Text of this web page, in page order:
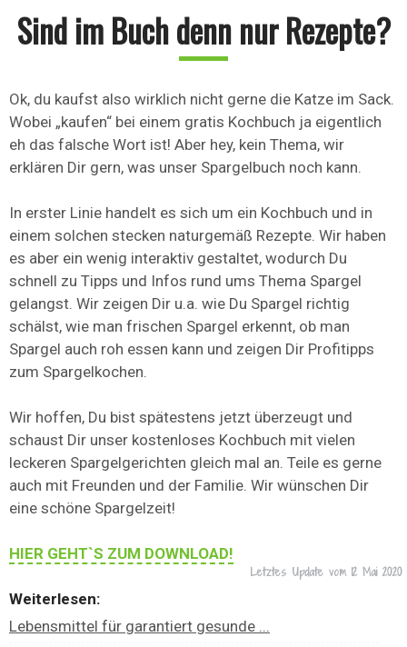
Sind im Buch denn nur Rezepte?
Ok, du kaufst also wirklich nicht gerne die Katze im Sack.
Wobei „kaufen“ bei einem gratis Kochbuch ja eigentlich
eh das falsche Wort ist! Aber hey, kein Thema, wir
erklären Dir gern, was unser Spargelbuch noch kann.
In erster Linie handelt es sich um ein Kochbuch und in
einem solchen stecken naturgemäß Rezepte. Wir haben
es aber ein wenig interaktiv gestaltet, wodurch Du
schnell zu Tipps und Infos rund ums Thema Spargel
gelangst. Wir zeigen Dir u.a. wie Du Spargel richtig
schälst, wie man frischen Spargel erkennt, ob man
Spargel auch roh essen kann und zeigen Dir Profitipps
zum Spargelkochen.
Wir hoffen, Du bist spätestens jetzt überzeugt und
schaust Dir unser kostenloses Kochbuch mit vielen
leckeren Spargelgerichten gleich mal an. Teile es gerne
auch mit Freunden und der Familie. Wir wünschen Dir
eine schöne Spargelzeit!
HIER GEHT`S ZUM DOWNLOAD!
Letztes Update vom 12 Mai 2020
Weiterlesen:
Lebensmittel für garantiert gesunde ...